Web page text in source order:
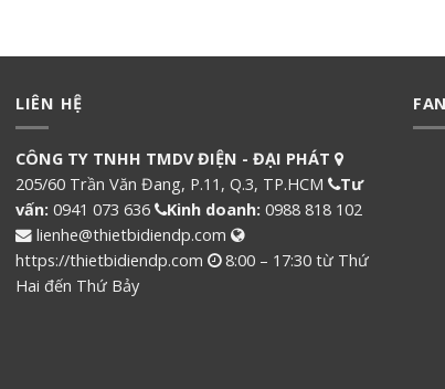
LIÊN HỆ
CÔNG TY TNHH TMDV ĐIỆN - ĐẠI PHÁT
205/60 Trần Văn Đang, P.11, Q.3, TP.HCM
Tư
vấn: 0941 073 636 Kinh doanh: 0988 818 102
lienhe@thietbidiendp.com
https://thietbidiendp.com
8:00 – 17:30 từ Thứ
Hai đến Thứ Bảy